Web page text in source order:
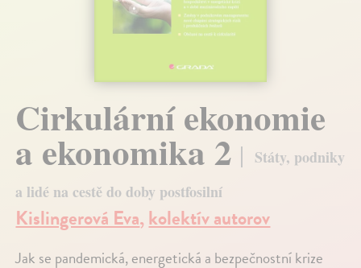
Cirkulární ekonomie
a ekonomika 2
Státy, podniky
a lidé na cestě do doby postfosilní
Kislingerová Eva,kolektív autorov
Jak se pandemická, energetická a bezpečnostní krize